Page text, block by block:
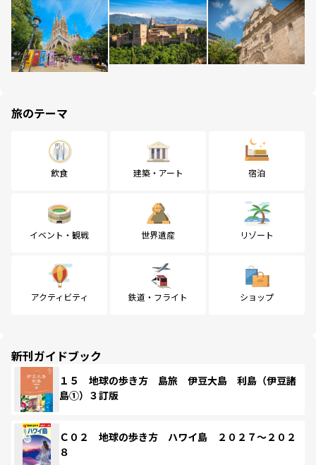
旅のテーマ
飲食 建築・アート 宿泊
イベント・観戦 世界遺産 リゾート
アクティビティ 鉄道・フライト ショップ
新刊ガイドブック
１５ 地球の歩き方 島旅 伊豆大島 利島（伊豆諸
島①）３訂版
Ｃ０２ 地球の歩き方 ハワイ島 ２０２７～２０２
８